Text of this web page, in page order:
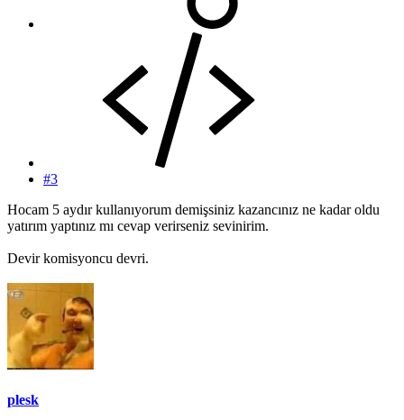
#3
Hocam 5 aydır kullanıyorum demişsiniz kazancınız ne kadar oldu
yatırım yaptınız mı cevap verirseniz sevinirim.
Devir komisyoncu devri.
plesk